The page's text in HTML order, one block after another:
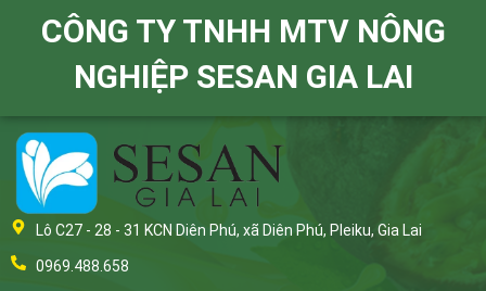
CÔNG TY TNHH MTV NÔNG
NGHIỆP SESAN GIA LAI
Lô C27 - 28 - 31 KCN Diên Phú, xã Diên Phú, Pleiku, Gia Lai
0969.488.658